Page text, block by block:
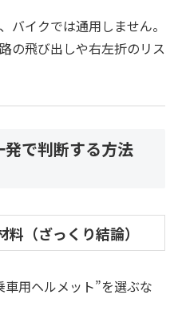
バイクでは通用しません。
の飛び出しや右左折のリス
発で判断する方法
（ざっくり結論）
用ヘルメット”を選ぶな